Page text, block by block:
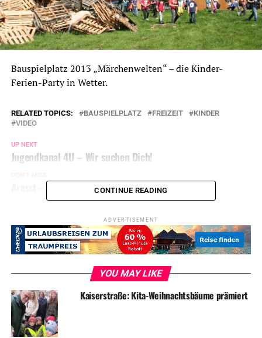
Bauspielplatz 2013 „Märchenwelten“ – die Kinder-
Ferien-Party in Wetter.
RELATED TOPICS: BAUSPIELPLATZ FREIZEIT
KINDER
VIDEO
UP NEXT
Jugendkanal 4U – Wir suchen Dich!
Aresst – Seelenbild CONTINUE READING
ADVERTISEMENT
YOU MAY LIKE
Kaiserstraße: Kita-Weihnachtsbäume prämiert